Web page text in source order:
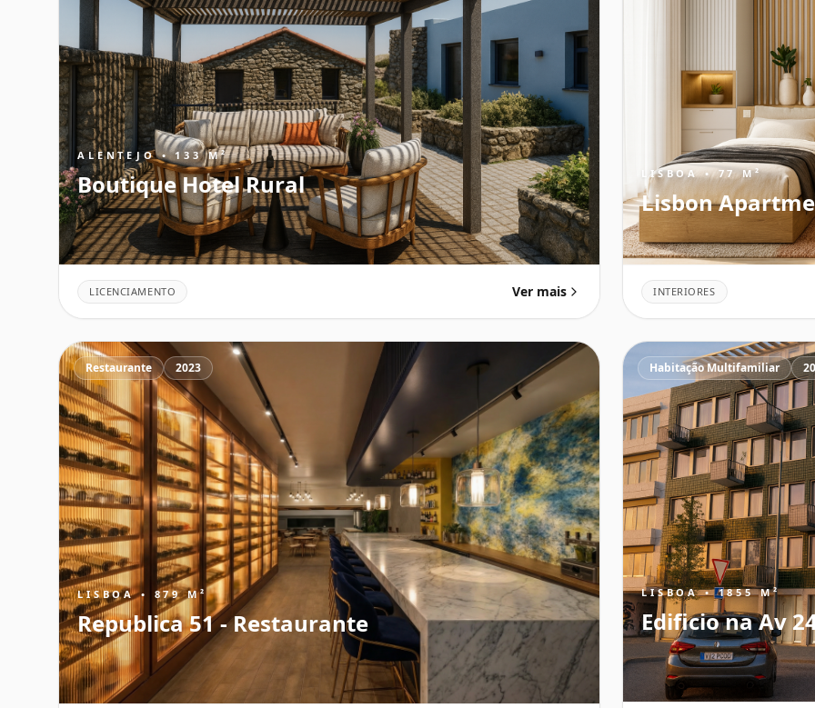
ALENTEJO • 133 M²
Boutique Hotel Rural
LICENCIAMENTO Ver mais
LISBOA • 77 M²
Lisbon
INTERIORES
Restaurante 2023
LISBOA • 879 M²
Republica 51 - Restaurante
Habitação Multifamiliar
LISBOA • 1855 M²
Edificio na Av